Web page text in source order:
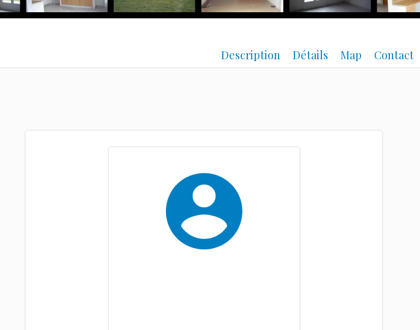
Description Détails Map Contact